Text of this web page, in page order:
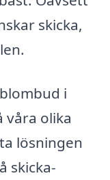
skicka,
i
våra olika
lösningen
skicka-